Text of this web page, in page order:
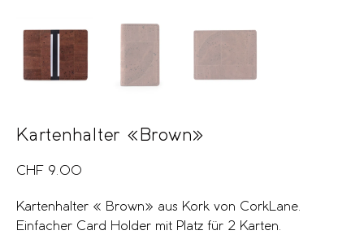
Kartenhalter «Brown»
CHF 9.00
Kartenhalter « Brown» aus Kork von CorkLane.
Einfacher Card Holder mit Platz für 2 Karten.